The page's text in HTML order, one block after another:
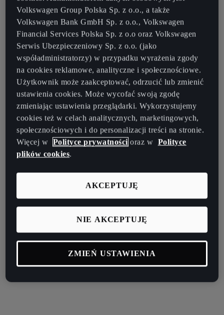
Volkswagen Group Polska Sp. z o.o., a także
Volkswagen Bank GmbH Sp. z o.o., Volkswagen
Financial Services Polska Sp. z o.o oraz Volkswagen
Serwis Ubezpieczeniowy Sp. z o.o. (jako
współadministratorzy) w przypadku wyrażenia zgody
na cookies reklamowe, analityczne i społecznościowe.
Użytkownik może zaakceptować, odrzucić lub zmienić
ustawienia cookies. Może wycofać swoją zgodę
zmieniając ustawienia przeglądarki. Wykorzystujemy
cookies też w celach analitycznych, marketingowych,
społecznościowych i do personalizacji treści na stronie.
Więcej w Polityce prywatności oraz w Polityce
plików cookies.
NIE AKCEPTUJĘ
AKCEPTUJĘ
ZMIEŃ USTAWIENIA